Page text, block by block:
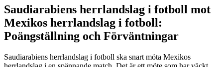
Saudiarabiens herrlandslag i fotboll mot
Mexikos herrlandslag i fotboll:
Poängställning och Förväntningar
Saudiarabiens herrlandslag i fotboll ska snart möta Mexikos